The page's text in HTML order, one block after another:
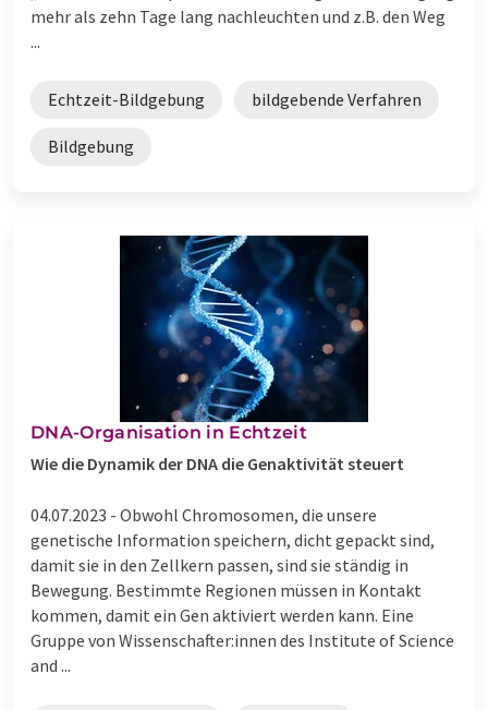
mehr als zehn Tage lang nachleuchten und z.B. den Weg
...
Echtzeit-Bildgebung bildgebende Verfahren
Bildgebung
DNA-Organisation in Echtzeit
Wie die Dynamik der DNA die Genaktivität steuert
04.07.2023 - Obwohl Chromosomen, die unsere
genetische Information speichern, dicht gepackt sind,
damit sie in den Zellkern passen, sind sie ständig in
Bewegung. Bestimmte Regionen müssen in Kontakt
kommen, damit ein Gen aktiviert werden kann. Eine
Gruppe von Wissenschafter:innen des Institute of Science
and ...